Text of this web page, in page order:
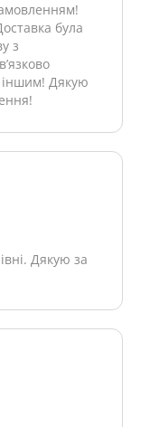
була
з
Дякую
Дякую за